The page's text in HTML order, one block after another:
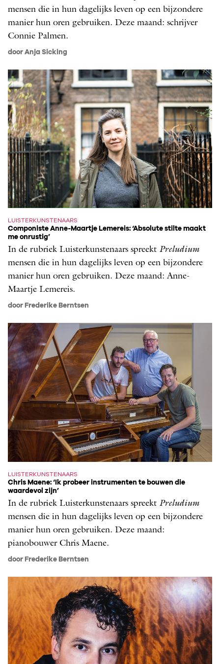
mensen die in hun dagelijks leven op een bijzondere
manier hun oren gebruiken. Deze maand: schrijver
Connie Palmen.
door Anja Sicking
LUISTERKUNSTENAARS
Componiste Anne-Maartje Lemereis: ‘Absolute stilte maakt
me onrustig’
In de rubriek Luisterkunstenaars spreekt Preludium
mensen die in hun dagelijks leven op een bijzondere
manier hun oren gebruiken. Deze maand: Anne-
Maartje Lemereis.
door Frederike Berntsen
LUISTERKUNSTENAARS
Chris Maene: ‘Ik probeer instrumenten te bouwen die
waardevol zijn’
In de rubriek Luisterkunstenaars spreekt ­Preludium
mensen die in hun dagelijks leven op een bijzondere
manier hun oren gebruiken. Deze maand:
pianobouwer Chris Maene.
door Frederike Berntsen